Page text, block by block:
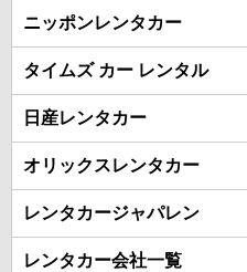
ニッポンレンタカー
タイムズ カー レンタル
日産レンタカー
オリックスレンタカー
レンタカージャパレン
レンタカー会社一覧